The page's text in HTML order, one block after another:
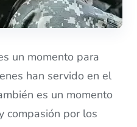
un momento para
han servido en el
es un momento
compasión por los